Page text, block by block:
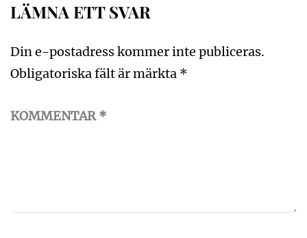
LÄMNA ETT SVAR
Din e-postadress kommer inte publiceras.
Obligatoriska fält är märkta *
KOMMENTAR*